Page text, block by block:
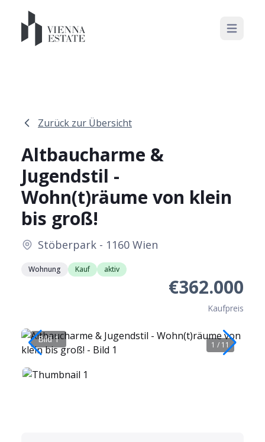
Open
Zurück zur Übersicht
Altbaucharme &
Jugendstil -
Wohn(t)räume von klein
bis groß!
Stöberpark - 1160 Wien
Wohnung Kauf aktiv
€362.000
Kaufpreis
Bild 1
1 / 11